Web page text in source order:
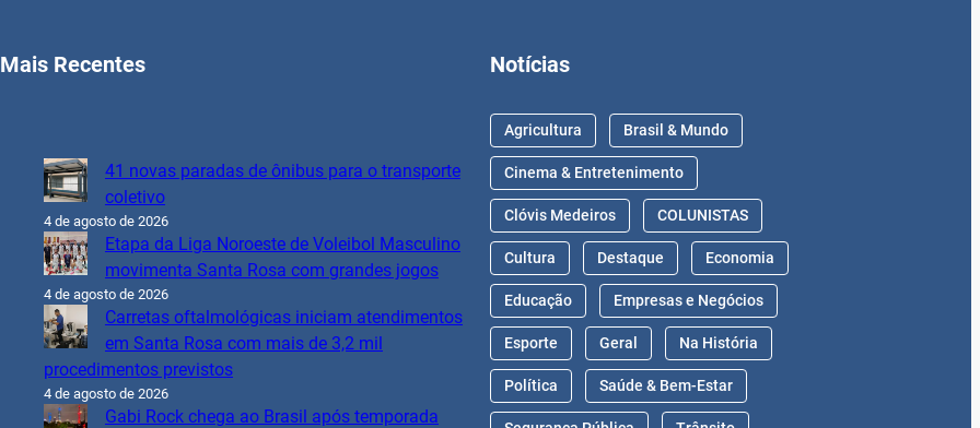
Mais Recentes
41 novas paradas de ônibus para o transporte
coletivo
4 de agosto de 2026
Etapa da Liga Noroeste de Voleibol Masculino
movimenta Santa Rosa com grandes jogos
4 de agosto de 2026
Carretas oftalmológicas iniciam atendimentos
em Santa Rosa com mais de 3,2 mil
procedimentos previstos
4 de agosto de 2026
Gabi Rock chega ao Brasil após temporada
Notícias
Agricultura Brasil & Mundo
Cinema & Entretenimento
Clóvis Medeiros COLUNISTAS
Cultura Destaque Economia
Educação Empresas e Negócios
Esporte Geral Na História
Política Saúde & Bem-Estar